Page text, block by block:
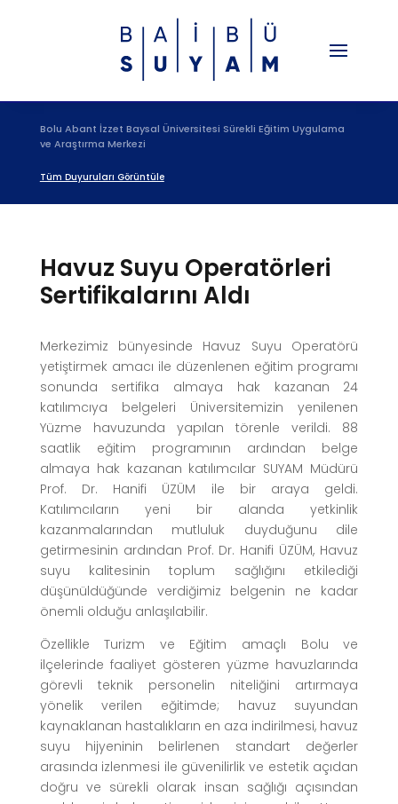
Bolu Abant İzzet Baysal Üniversitesi Sürekli Eğitim Uygulama
ve Araştırma Merkezi
Tüm Duyuruları Görüntüle
Havuz Suyu Operatörleri
Sertifikalarını Aldı
Merkezimiz bünyesinde Havuz Suyu Operatörü
yetiştirmek amacı ile düzenlenen eğitim programı
sonunda sertifika almaya hak kazanan 24
katılımcıya belgeleri Üniversitemizin yenilenen
Yüzme havuzunda yapılan törenle verildi. 88
saatlik eğitim programının ardından belge
almaya hak kazanan katılımcılar SUYAM Müdürü
Prof. Dr. Hanifi ÜZÜM ile bir araya geldi.
Katılımcıların yeni bir alanda yetkinlik
kazanmalarından mutluluk duyduğunu dile
getirmesinin ardından Prof. Dr. Hanifi ÜZÜM, Havuz
suyu kalitesinin toplum sağlığını etkilediği
düşünüldüğünde verdiğimiz belgenin ne kadar
önemli olduğu anlaşılabilir.
Özellikle Turizm ve Eğitim amaçlı Bolu ve
ilçelerinde faaliyet gösteren yüzme havuzlarında
görevli teknik personelin niteliğini artırmaya
yönelik verilen eğitimde; havuz suyundan
kaynaklanan hastalıkların en aza indirilmesi, havuz
suyu hijyeninin belirlenen standart değerler
arasında izlenmesi ile güvenilirlik ve estetik açıdan
doğru ve sürekli olarak insan sağlığı açısından